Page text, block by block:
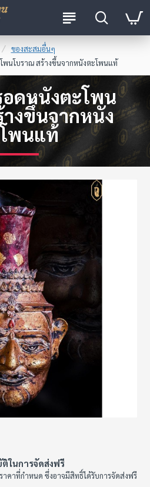
ของสะสมอื่นๆ
พนโบราณ สร้างขึ้นจากหนังตะโพนแท้
อดหนังตะโพน
งขึ้นจากหนัง
พนแท้
นการจัดส่งฟรี
คาที่กำหนด ซึ่งอาจมีสิทธิ์ได้รับการจัดส่งฟรี